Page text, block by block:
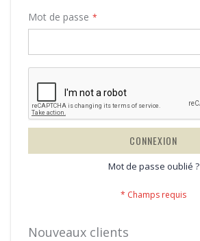
Mot de passe
CONNEXION
Mot de passe oublié ?
Nouveaux clients